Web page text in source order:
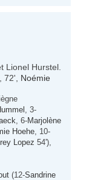
Lionel Hurstel.
72', Noémie
, 3-
, 6-Marjolène
Hoehe , 10-
Lopez 54'),
(12-Sandrine